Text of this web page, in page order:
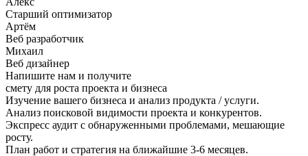
Старший оптимизатор
Артём
Веб разработчик
Михаил
Веб дизайнер
Напишите нам и получите
смету для роста проекта и бизнеса
Изучение вашего бизнеса и анализ продукта / услуги.
Анализ поисковой видимости проекта и конкурентов.
Экспресс аудит с обнаруженными проблемами, мешающие
росту.
План работ и стратегия на ближайшие 3-6 месяцев.